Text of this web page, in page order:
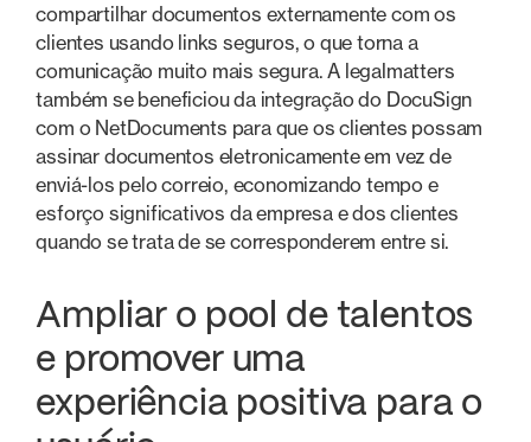
compartilhar documentos externamente com os
clientes usando links seguros, o que torna a
comunicação muito mais segura. A legalmatters
também se beneficiou da integração do DocuSign
com o NetDocuments para que os clientes possam
assinar documentos eletronicamente em vez de
enviá-los pelo correio, economizando tempo e
esforço significativos da empresa e dos clientes
quando se trata de se corresponderem entre si.
Ampliar o pool de talentos
e promover uma
experiência positiva para o